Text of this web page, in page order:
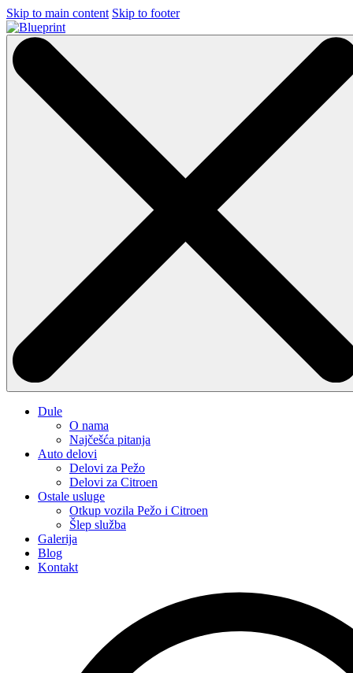
Skip to main content Skip to footer
Dule
O nama
Najčešća pitanja
Auto delovi
Delovi za Pežo
Delovi za Citroen
Ostale usluge
Otkup vozila Pežo i Citroen
Šlep služba
Galerija
Blog
Kontakt